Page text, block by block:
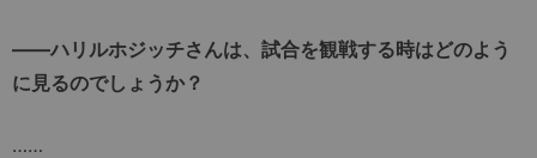
――ハリルホジッチさんは、試合を観戦する時はどのよう
に見るのでしょうか？
……